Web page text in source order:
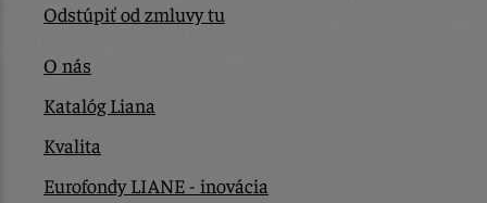
Odstúpiť od zmluvy tu
O nás
Katalóg Liana
Kvalita
Eurofondy LIANE - inovácia